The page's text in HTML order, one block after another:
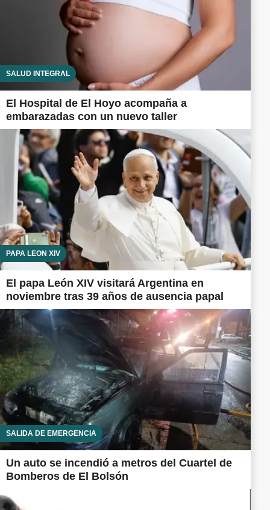
SALUD INTEGRAL
El Hospital de El Hoyo acompaña a
embarazadas con un nuevo taller
PAPA LEÓN XIV
El papa León XIV visitará Argentina en
noviembre tras 39 años de ausencia papal
SALIDA DE EMERGENCIA
Un auto se incendió a metros del Cuartel de
Bomberos de El Bolsón